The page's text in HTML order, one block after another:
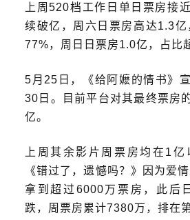
上周520档工作日单日票房接
续破亿，周六日票房高达1.3
77%，周日日票房1.0亿，占比
5月25日，《给阿嬷的情书》
30日。目前平台对其最终票房
亿。
上周其余影片周票房均在1
《错过了，遗憾吗？》因为爱
拿到超过6000万票房，此后
跌，周票房累计7380万，排在